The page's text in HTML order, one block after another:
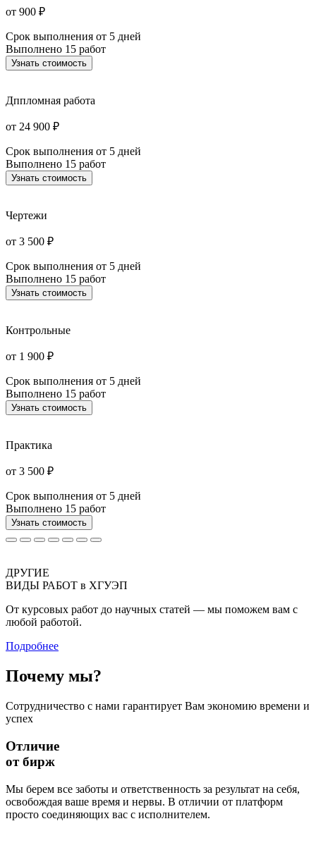
от 900 ₽
Срок выполнения от 5 дней
Выполнено 15 работ
Узнать стоимость
Дппломная работа
от 24 900 ₽
Срок выполнения от 5 дней
Выполнено 15 работ
Узнать стоимость
Чертежи
от 3 500 ₽
Срок выполнения от 5 дней
Выполнено 15 работ
Узнать стоимость
Контрольные
от 1 900 ₽
Срок выполнения от 5 дней
Выполнено 15 работ
Узнать стоимость
Практика
от 3 500 ₽
Срок выполнения от 5 дней
Выполнено 15 работ
Узнать стоимость
ДРУГИЕ
ВИДЫ РАБОТ в ХГУЭП
От курсовых работ до научных статей — мы поможем вам с
любой работой.
Подробнее
Почему мы?
Сотрудничество с нами гарантирует Вам экономию времени и
успех
Отличие
от бирж
Мы берем все заботы и ответственность за результат на себя,
освобождая ваше время и нервы. В отличии от платформ
просто соединяющих вас с исполнителем.